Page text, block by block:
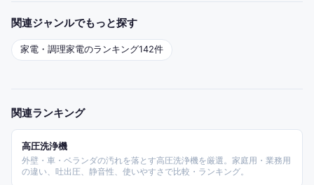
関連ジャンルでもっと探す
家電・調理家電のランキング142件
関連ランキング
高圧洗浄機
外壁・車・ベランダの汚れを落とす高圧洗浄機を厳選。家庭用・業務用
の違い、吐出圧、静音性、使いやすさで比較・ランキング。